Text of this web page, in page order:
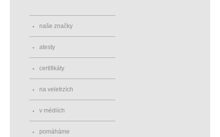
naše značky
atesty
certifikáty
na veletrzích
v médiích
pomáháme